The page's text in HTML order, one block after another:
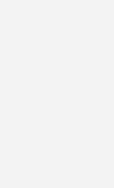
der Kompatibilität und
Deutsche Fassung EN 54-
mit
und Symbole; Deutsche
Februar 2020
mit
Prüfverfahren für
unter Benutzung von
Methoden; Deutsche